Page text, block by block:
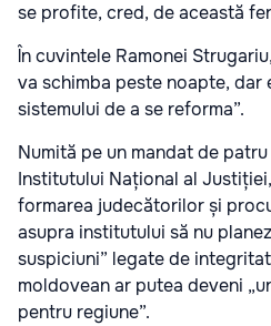
se profite, cred, de această
În cuvintele Ramonei
va schimba peste noapte, dar
sistemului de a se reforma”.
Numită pe un mandat de
Institutului Național al
formarea judecătorilor și
asupra institutului să nu
suspiciuni” legate de
moldovean ar putea deveni
pentru regiune”.